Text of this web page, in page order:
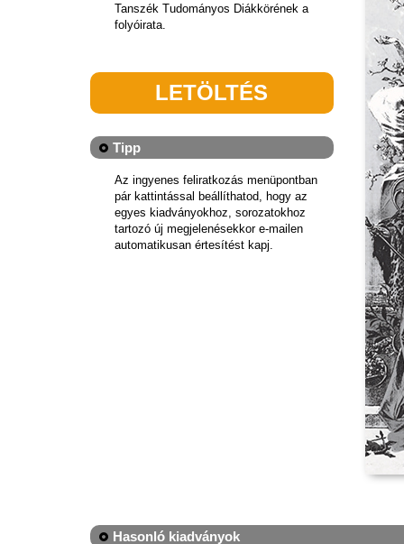
Tanszék Tudományos Diákkörének a
folyóirata.
LETÖLTÉS
Tipp
Az ingyenes feliratkozás menüpontban
pár kattintással beállíthatod, hogy az
egyes kiadványokhoz, sorozatokhoz
tartozó új megjelenésekkor e-mailen
automatikusan értesítést kapj.
Hasonló kiadványok